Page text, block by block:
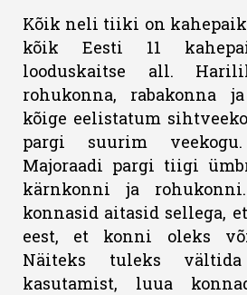
Kõik neli tiiki on
kõik Eesti 11
looduskaitse all.
rohukonna, rabakonna
kõige eelistatum
pargi suurim
Majoraadi pargi tiigi
kärnkonni ja
konnasid aitasid sellega,
eest, et konni oleks
Näiteks tuleks vältida
kasutamist, luua